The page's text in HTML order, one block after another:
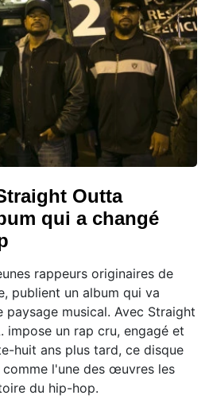
Outta
qui a changé
rappeurs originaires de
publient un album qui va
paysage musical. Avec Straight
impose un rap cru, engagé et
huit ans plus tard, ce disque
l'une des œuvres les
du hip-hop.